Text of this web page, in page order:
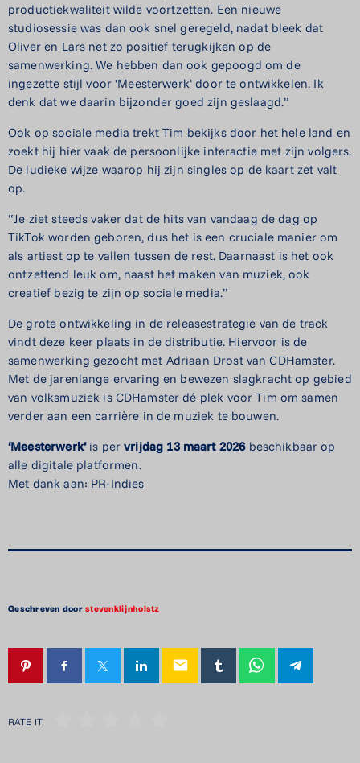
productiekwaliteit wilde voortzetten. Een nieuwe
studiosessie was dan ook snel geregeld, nadat bleek dat
Oliver en Lars net zo positief terugkijken op de
samenwerking. We hebben dan ook gepoogd om de
ingezette stijl voor ‘Meesterwerk’ door te ontwikkelen. Ik
denk dat we daarin bijzonder goed zijn geslaagd.”
Ook op sociale media trekt Tim bekijks door het hele land en
zoekt hij hier vaak de persoonlijke interactie met zijn volgers.
De ludieke wijze waarop hij zijn singles op de kaart zet valt
op.
“Je ziet steeds vaker dat de hits van vandaag de dag op
TikTok worden geboren, dus het is een cruciale manier om
als artiest op te vallen tussen de rest. Daarnaast is het ook
ontzettend leuk om, naast het maken van muziek, ook
creatief bezig te zijn op sociale media.”
De grote ontwikkeling in de releasestrategie van de track
vindt deze keer plaats in de distributie. Hiervoor is de
samenwerking gezocht met Adriaan Drost van CDHamster.
Met de jarenlange ervaring en bewezen slagkracht op gebied
van volksmuziek is CDHamster dé plek voor Tim om samen
verder aan een carrière in de muziek te bouwen.
‘Meesterwerk’ is pervrijdag 13 maart 2026 beschikbaar op
alle digitale platformen.
Met dank aan: PR-Indies
Geschreven doorstevenklijnholstz
email
RATE IT